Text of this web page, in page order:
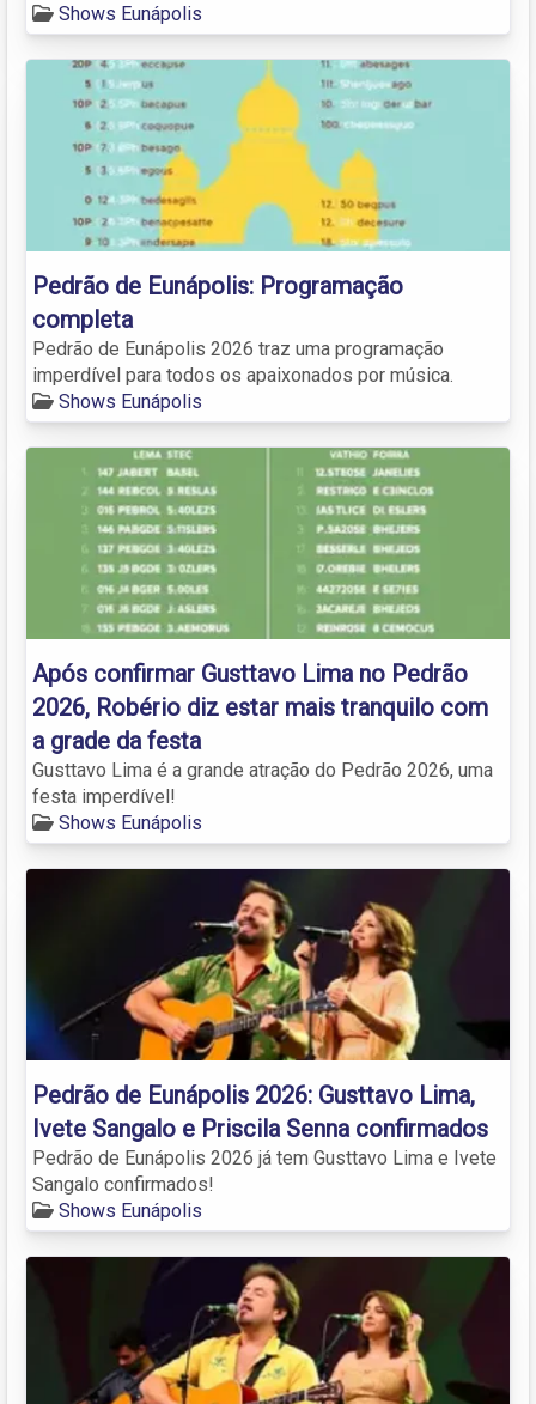
Shows Eunápolis
Pedrão de Eunápolis: Programação
completa
Pedrão de Eunápolis 2026 traz uma programação
imperdível para todos os apaixonados por música.
Shows Eunápolis
Após confirmar Gusttavo Lima no Pedrão
2026, Robério diz estar mais tranquilo com
a grade da festa
Gusttavo Lima é a grande atração do Pedrão 2026, uma
festa imperdível!
Shows Eunápolis
Pedrão de Eunápolis 2026: Gusttavo Lima,
Ivete Sangalo e Priscila Senna confirmados
Pedrão de Eunápolis 2026 já tem Gusttavo Lima e Ivete
Sangalo confirmados!
Shows Eunápolis